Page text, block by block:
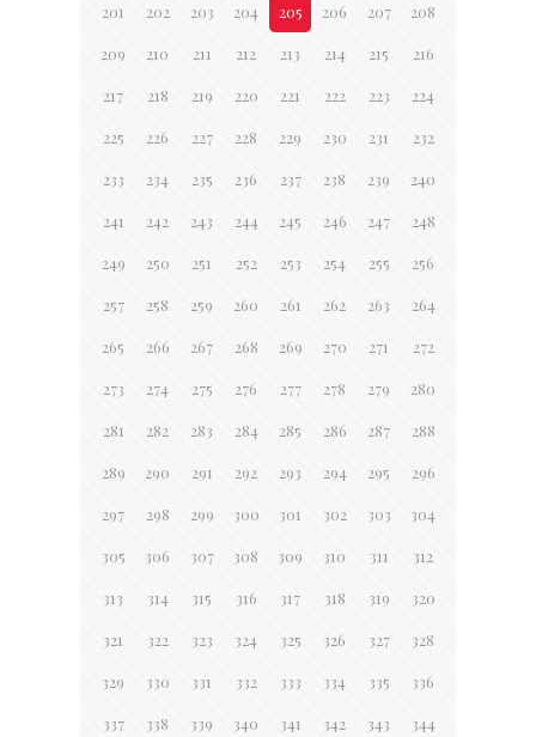
201 202 203 204 205 206 207 208
209 210 211 212 213 214 215 216
217 218 219 220 221 222 223 224
225 226 227 228 229 230 231 232
233 234 235 236 237 238 239 240
241 242 243 244 245 246 247 248
249 250 251 252 253 254 255 256
257 258 259 260 261 262 263 264
265 266 267 268 269 270 271 272
273 274 275 276 277 278 279 280
281 282 283 284 285 286 287 288
289 290 291 292 293 294 295 296
297 298 299 300 301 302 303 304
305 306 307 308 309 310 311 312
313 314 315 316 317 318 319 320
321 322 323 324 325 326 327 328
329 330 331 332 333 334 335 336
337 338 339 340 341 342 343 344